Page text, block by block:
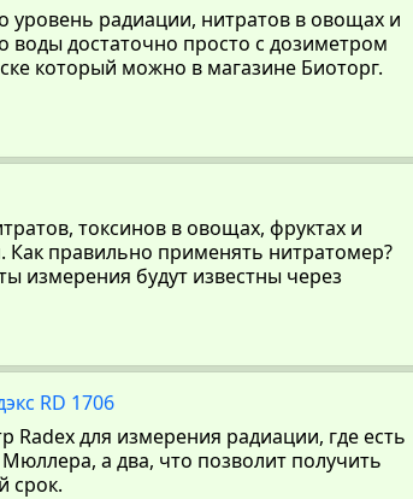
уровень радиации, нитратов в овощах и
воды достаточно просто с дозиметром
который можно в магазине Биоторг.
токсинов в овощах, фруктах и
Как правильно применять нитратомер?
измерения будут известны через
RD 1706
Radex для измерения радиации, где есть
а два, что позволит получить
срок.